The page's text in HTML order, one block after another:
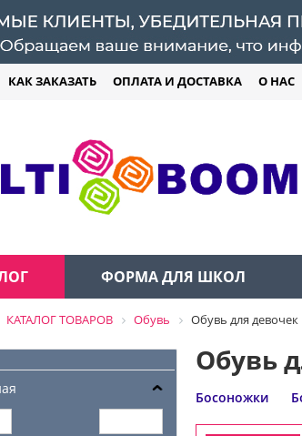
КАК ЗАКАЗАТЬ ОПЛАТА И ДОСТАВКА О НАС
ФОРМА ДЛЯ ШКОЛ
КАТАЛОГ ТОВАРОВ Обувь Обувь для девочек
Обувь
Босоножки